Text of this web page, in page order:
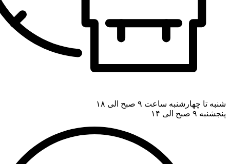
شنبه تا چهارشنبه ساعت ۹ صبح الی ۱۸
پنجشنبه ۹ صبح الی ۱۴